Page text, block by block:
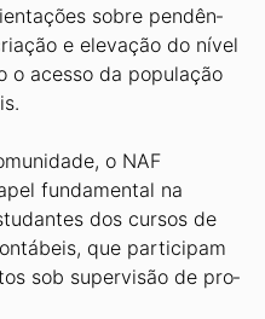
sobre pendên­
e elevação do nível
o acesso da população
o NAF
fundamental na
dos cursos de
que participam
sob supervisão de pro­